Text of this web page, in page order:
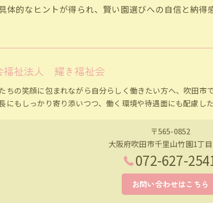
体的なヒントが得られ、賢い園選びへの自信と納得
福祉法人 耀き福祉会
ちの笑顔に包まれながら自分らしく働きたい方へ、吹田
にもしっかり寄り添いつつ、働く環境や待遇面にも配慮し
〒565-0852
大阪府吹田市千里山竹園1丁
072-627-
お問い合わせはこちら